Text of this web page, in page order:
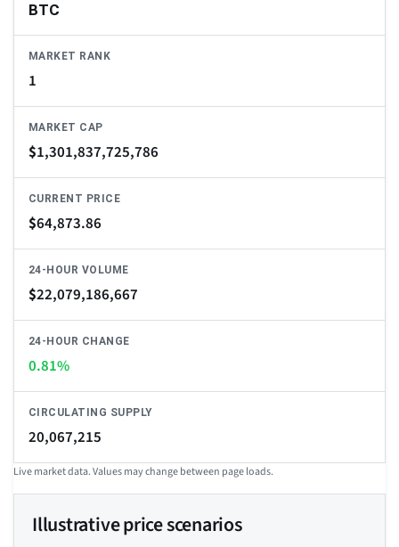
BTC
MARKET RANK
1
MARKET CAP
$1,301,837,725,786
CURRENT PRICE
$64,873.86
24-HOUR VOLUME
$22,079,186,667
24-HOUR CHANGE
0.81%
CIRCULATING SUPPLY
20,067,215
Live market data. Values may change between page loads.
Illustrative price scenarios